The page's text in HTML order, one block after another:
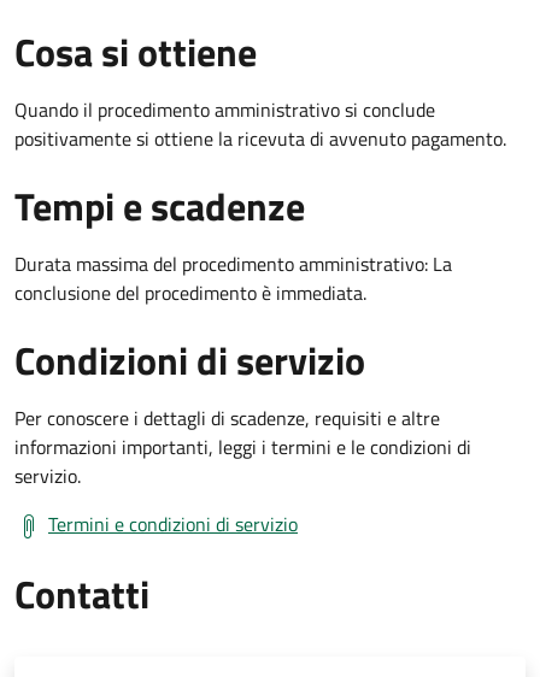
Cosa si ottiene
Quando il procedimento amministrativo si conclude
positivamente si ottiene la ricevuta di avvenuto pagamento.
Tempi e scadenze
Durata massima del procedimento amministrativo: La
conclusione del procedimento è immediata.
Condizioni di servizio
Per conoscere i dettagli di scadenze, requisiti e altre
informazioni importanti, leggi i termini e le condizioni di
servizio.
Termini e condizioni di servizio
Contatti